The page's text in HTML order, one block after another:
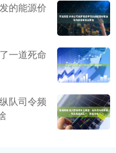
的能源价
一道死命
队司令频